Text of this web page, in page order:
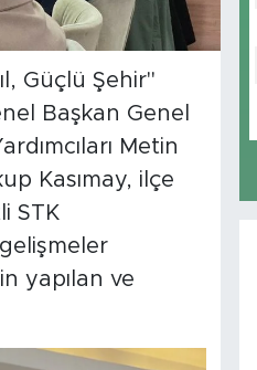
Güçlü Şehir"
Başkan Genel
Metin
Kasımay, ilçe
STK
yapılan ve